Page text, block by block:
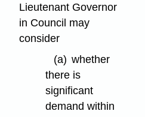
Lieutenant Governor
in Council may
consider
(a) whether
there is
significant
demand within